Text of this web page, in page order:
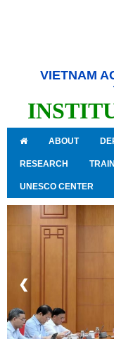
VIETNAM
ABOUT
RESEARCH
UNESCO CENTER
❮